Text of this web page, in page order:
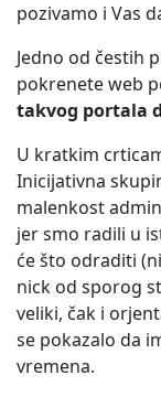
pozivamo i Vas
Jedno od čestih
pokrenete web
takvog portala
U kratkim
Inicijativna
malenkost
jer smo radili u
će što odraditi
nick od sporog
veliki, čak i
se pokazalo da
vremena.